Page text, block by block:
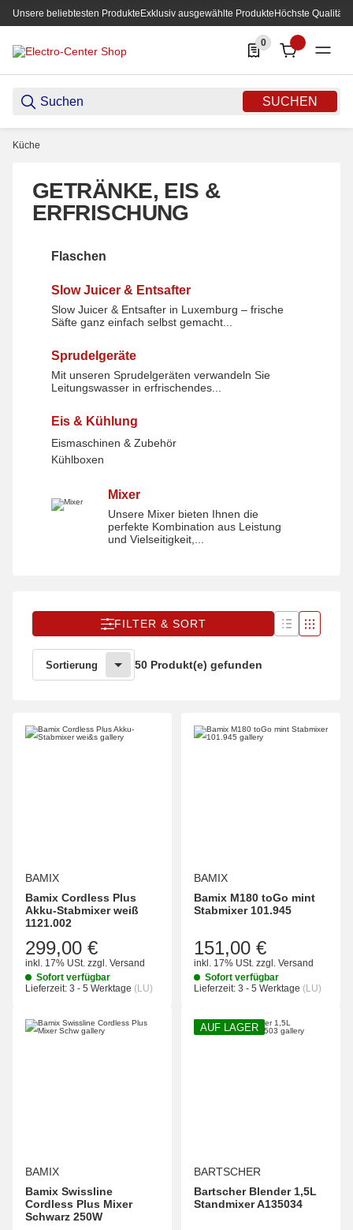
Unsere beliebtesten ProdukteExklusiv ausgewählte ProdukteHöchste Qualität
SUCHEN
0
0 Produkte in der
Küche
GETRÄNKE, EIS &
ERFRISCHUNG
Flaschen
Flaschen
Slow Juicer & Entsafter
Slow Juicer & Entsafter
Slow Juicer & Entsafter in Luxemburg – frische
Säfte ganz einfach selbst gemacht...
Sprudelgeräte
Sprudelgeräte
Mit unseren Sprudelgeräten verwandeln Sie
Leitungswasser in erfrischendes...
Eis & Kühlung
Eismaschinen & Zubehör
Kühlboxen
Mixer
Unsere Mixer bieten Ihnen die
perfekte Kombination aus Leistung
und Vielseitigkeit,...
FILTER & SORT
Sortierung 50 Produkt(e) gefunden
BAMIX
Bamix Cordless Plus
Akku-Stabmixer weiß
1121.002
299,00 €
inkl. 17% USt. zzgl. Versand
Sofort verfügbar
Lieferzeit: 3 - 5 Werktage (LU)
BAMIX
Bamix M180 toGo mint
Stabmixer 101.945
151,00 €
inkl. 17% USt. zzgl. Versand
Sofort verfügbar
Lieferzeit: 3 - 5 Werktage (LU)
BAMIX
Bamix Swissline
Cordless Plus Mixer
Schwarz 250W
AUF LAGER
BARTSCHER
Bartscher Blender 1,5L
Standmixer A135034